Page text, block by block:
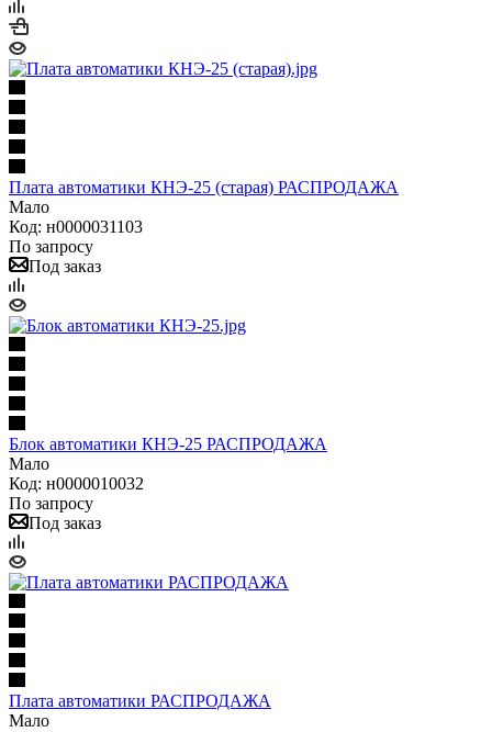
Плата автоматики КНЭ-25 (старая) РАСПРОДАЖА
Мало
Код: н0000031103
По запросу
Под заказ
Блок автоматики КНЭ-25 РАСПРОДАЖА
Мало
Код: н0000010032
По запросу
Под заказ
Плата автоматики РАСПРОДАЖА
Мало